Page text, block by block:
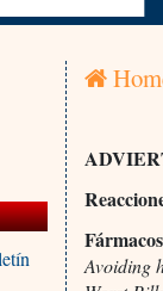
Avoiding